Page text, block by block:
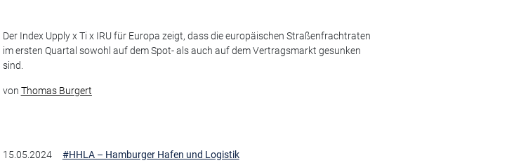
Der Index Upply x Ti x IRU für Europa zeigt, dass die europäischen Straßenfrachtraten
im ersten Quartal sowohl auf dem Spot- als auch auf dem Vertragsmarkt gesunken
sind.
von Thomas Burgert
15.05.2024 #HHLA – Hamburger Hafen und Logistik